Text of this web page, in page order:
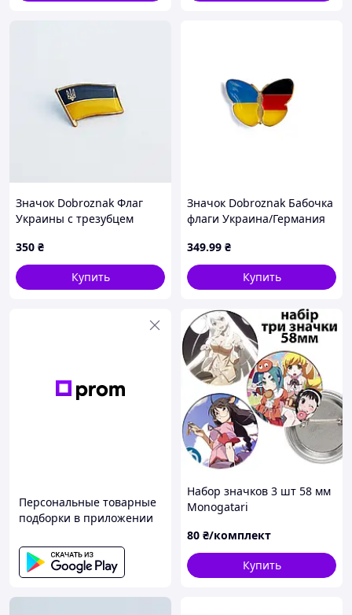
Значок Dobroznak Флаг
Украины с трезубцем
(5872)
350 ₴
Купить
Значок Dobroznak Бабочка
флаги Украина/Германия
(6345) D15-2026
349.99 ₴
Купить
Персональные товарные
подборки в приложении
Набор значков 3 шт 58 мм
Monogatari
80 ₴/комплект
Купить